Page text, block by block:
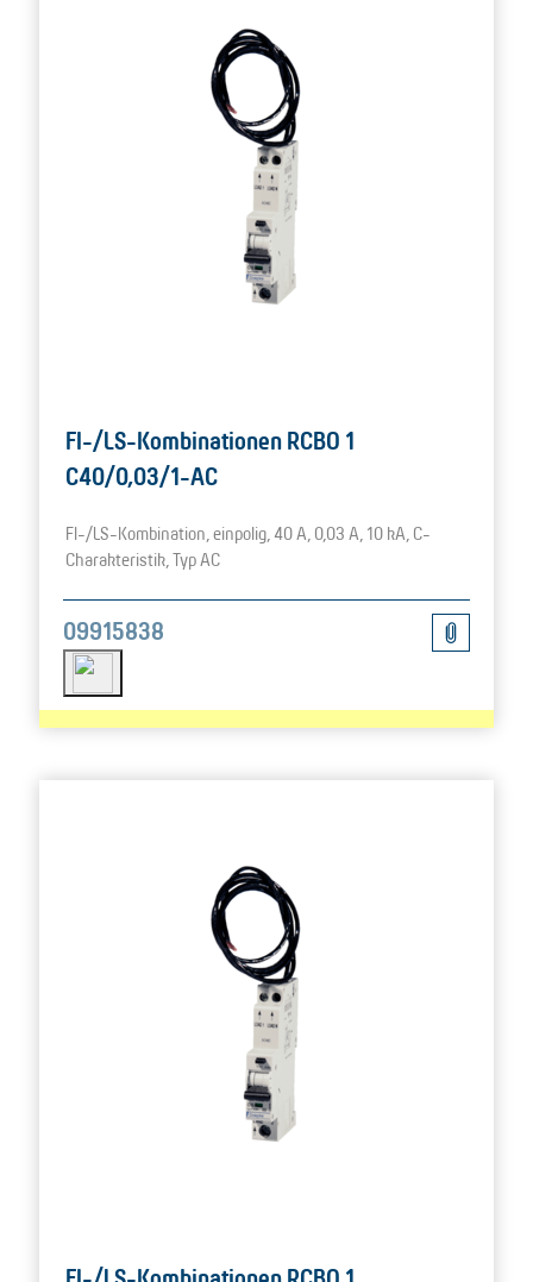
FI-/LS-Kombinationen RCBO 1
C40/0,03/1-AC
FI-/LS-Kombination, einpolig, 40 A, 0,03 A, 10 kA, C-
Charakteristik, Typ AC
09915838